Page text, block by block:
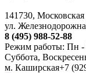
141730, Московская
ул.
8 (495) 988-52-88
Режим работы: Пн -
Суббота,
м. Каширская+7